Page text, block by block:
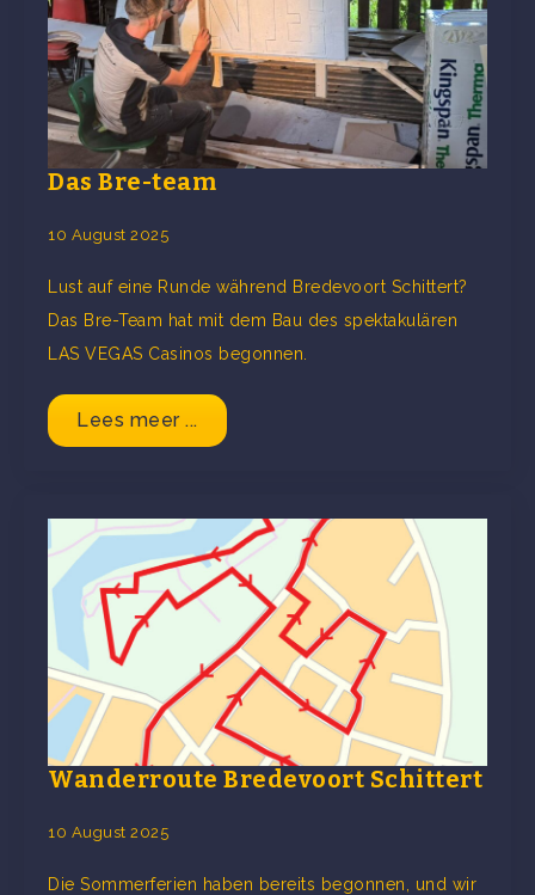
Das Bre-team
10 August 2025
Lust auf eine Runde während Bredevoort Schittert?
Das Bre-Team hat mit dem Bau des spektakulären
LAS VEGAS Casinos begonnen.
Lees meer ...
Wanderroute Bredevoort Schittert
10 August 2025
Die Sommerferien haben bereits begonnen, und wir